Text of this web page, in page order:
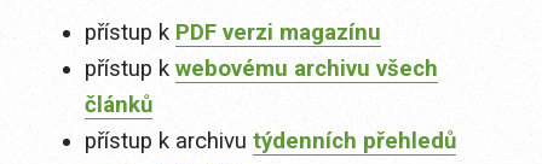
přístup k PDF verzi magazínu
přístup k webovému archivu všech
článků
přístup k archivu týdenních přehledů